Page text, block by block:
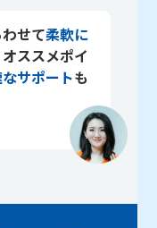
せて柔軟に
ススメポイ
サポートも